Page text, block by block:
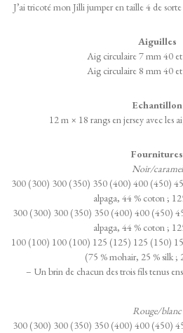
J’ai tricoté mon Jilli jumper en taille 4 de
Aiguilles
Aig circulaire 7 mm 40
Aig circulaire 8 mm 40
Echantillon
12 m × 18 rangs en jersey avec les
Fournitures
Noir/caramel
300 (300) 300 (350) 350 (400) 400 (450)
alpaga, 44 % coton ;
300 (300) 300 (350) 350 (400) 400 (450)
alpaga, 44 % coton ;
100 (100) 100 (100) 125 (125) 125 (150)
(75 % mohair, 25 % silk
– Un brin de chacun des trois fils tenus
Rouge/blanc
300 (300) 300 (350) 350 (400) 400 (450)